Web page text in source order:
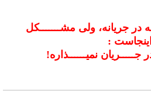
در جریانه، ولی مشـــــــکل
اینجاست :
جـــــریان نمیــــــذاره!